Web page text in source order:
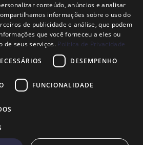
conteúdo, anúncios e analisar
informações sobre o uso do
de publicidade e análise, que podem
que você forneceu a eles ou
de seus serviços. Política de Privacidade
DESEMPENHO
FUNCIONALIDADE